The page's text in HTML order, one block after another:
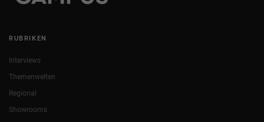
RUBRIKEN
Interviews
Themenwelten
Regional
Showrooms